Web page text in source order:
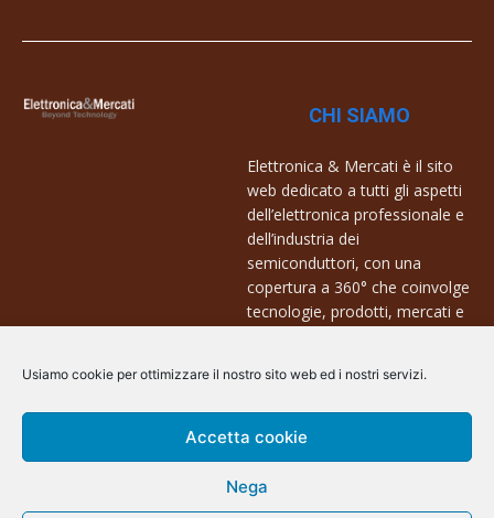
Usiamo cookie per ottimizzare il nostro sito web ed i nostri servizi.
Accetta cookie
Nega
CHI SIAMO
Elettronica & Mercati è il sito
web dedicato a tutti gli aspetti
dell’elettronica professionale e
dell’industria dei
semiconduttori, con una
copertura a 360° che coinvolge
tecnologie, prodotti, mercati e
Contatti:
info@arscommunication.it